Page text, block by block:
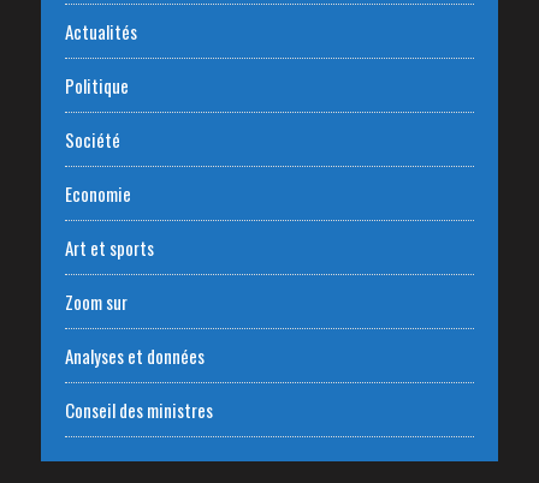
Actualités
Politique
Société
Economie
Art et sports
Zoom sur
Analyses et données
Conseil des ministres